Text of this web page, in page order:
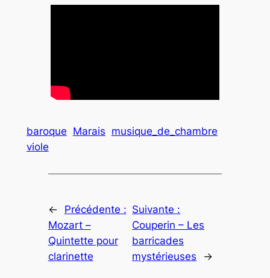
baroque Marais musique_de_chambre
viole
←
Précédente :
Mozart –
Quintette pour
clarinette
Suivante :
Couperin – Les
barricades
mystérieuses
→